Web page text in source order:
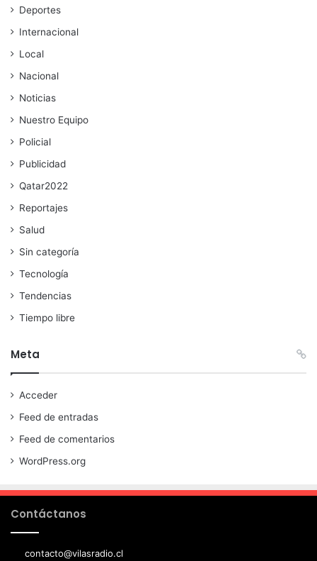
Deportes
Internacional
Local
Nacional
Noticias
Nuestro Equipo
Policial
Publicidad
Qatar2022
Reportajes
Salud
Sin categoría
Tecnología
Tendencias
Tiempo libre
Meta
Acceder
Feed de entradas
Feed de comentarios
WordPress.org
Contáctanos
contacto@vilasradio.cl